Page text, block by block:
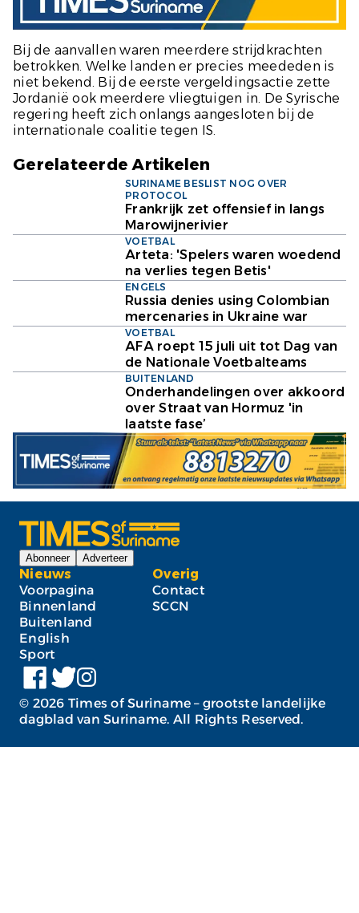
Bij de aanvallen waren meerdere strijdkrachten
betrokken. Welke landen er precies meededen is
niet bekend. Bij de eerste vergeldingsactie zette
Jordanië ook meerdere vliegtuigen in. De Syrische
regering heeft zich onlangs aangesloten bij de
internationale coalitie tegen IS.
Gerelateerde Artikelen
SURINAME BESLIST NOG OVER
PROTOCOL
Frankrijk zet offensief in langs
Marowijnerivier
VOETBAL
Arteta: 'Spelers waren woedend
na verlies tegen Betis'
ENGELS
Russia denies using Colombian
mercenaries in Ukraine war
VOETBAL
AFA roept 15 juli uit tot Dag van
de Nationale Voetbalteams
BUITENLAND
Onderhandelingen over akkoord
over Straat van Hormuz 'in
laatste fase’
Abonneer Adverteer
Nieuws
Voorpagina
Binnenland
Buitenland
English
Sport
Overig
Contact
SCCN
© 2026 Times of Suriname – grootste landelijke
dagblad van Suriname. All Rights Reserved.